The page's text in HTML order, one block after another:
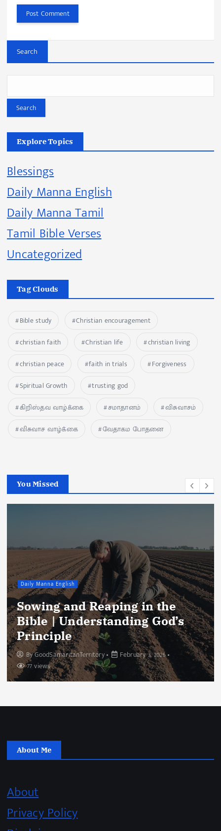
Search
Search
Explore Topics
Blessings
Daily Manna English
Daily Manna Tamil
Tamil Bible Verses
Uncategorized
Tag Clouds
Bible study
Christian encouragement
christian faith
Christian life
christian living
christian peace
faith in trials
Forgiveness
Spiritual Growth
trusting god
கிறிஸ்தவ வாழ்க்கை
சமாதானம்
விசுவாசம்
விசுவாச வாழ்க்கை
வேதாகம போதனை
You Missed
Daily Manna English
Sowing and Reaping in the
Bible | Understanding God’s
Principle
ByGoodSamaritanTerritory
February 3, 2026
77 views
About Me
About
Privacy Policy